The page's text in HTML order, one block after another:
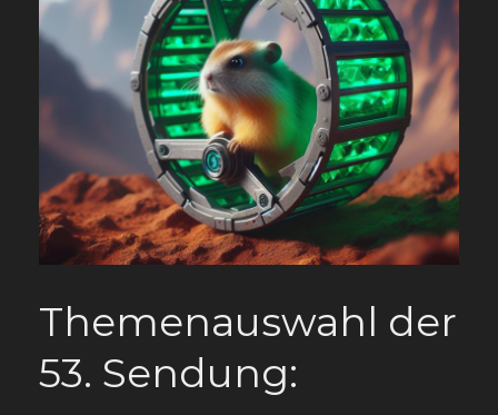
Themenauswahl der
53. Sendung: